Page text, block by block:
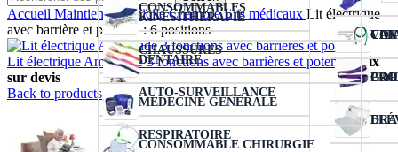
CONSOMMABLES
CHAUSSURES
AUTO-SURVEILLANCE
RESPIRATOIRE
KINÉSITHÉRAPIE
DENTAIRE
MÉDECINE GÉNÉRALE
CONSOMMABLE CHIRURGIE
Accueil Maintien à domicileChambreLits médicaux Lit électrique
avec barrière et potence : 6 positions
Lit électrique Amplitude 3 fonctions avec barrières et potencePrix
sur devis
Back to products